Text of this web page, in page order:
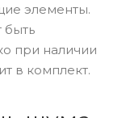
элементы.
быть
при наличии
в комплект.